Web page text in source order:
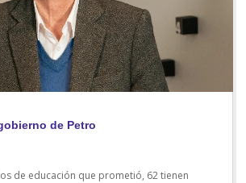
de Petro
de educación que prometió, 62 tienen